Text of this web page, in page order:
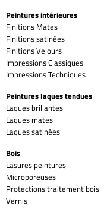
Peintures intérieures
Finitions Mates
Finitions satinées
Finitions Velours
Impressions Classiques
Impressions Techniques
Peintures laques tendues
Laques brillantes
Laques mates
Laques satinées
Bois
Lasures peintures
Microporeuses
Protections traitement bois
Vernis